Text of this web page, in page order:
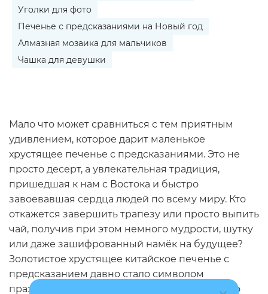
Уголки для фото
Печенье с предсказаниями на Новый год
Алмазная мозаика для мальчиков
Чашка для девушки
Мало что может сравниться с тем приятным
удивлением, которое дарит маленькое
хрустящее печенье с предсказаниями. Это не
просто десерт, а увлекательная традиция,
пришедшая к нам с Востока и быстро
завоевавшая сердца людей по всему миру. Кто
откажется завершить трапезу или просто выпить
чай, получив при этом немного мудрости, шутку
или даже зашифрованный намёк на будущее?
Золотистое хрустящее китайское печенье с
предсказанием давно стало символом
праздника, веселой вечеринки и необычного